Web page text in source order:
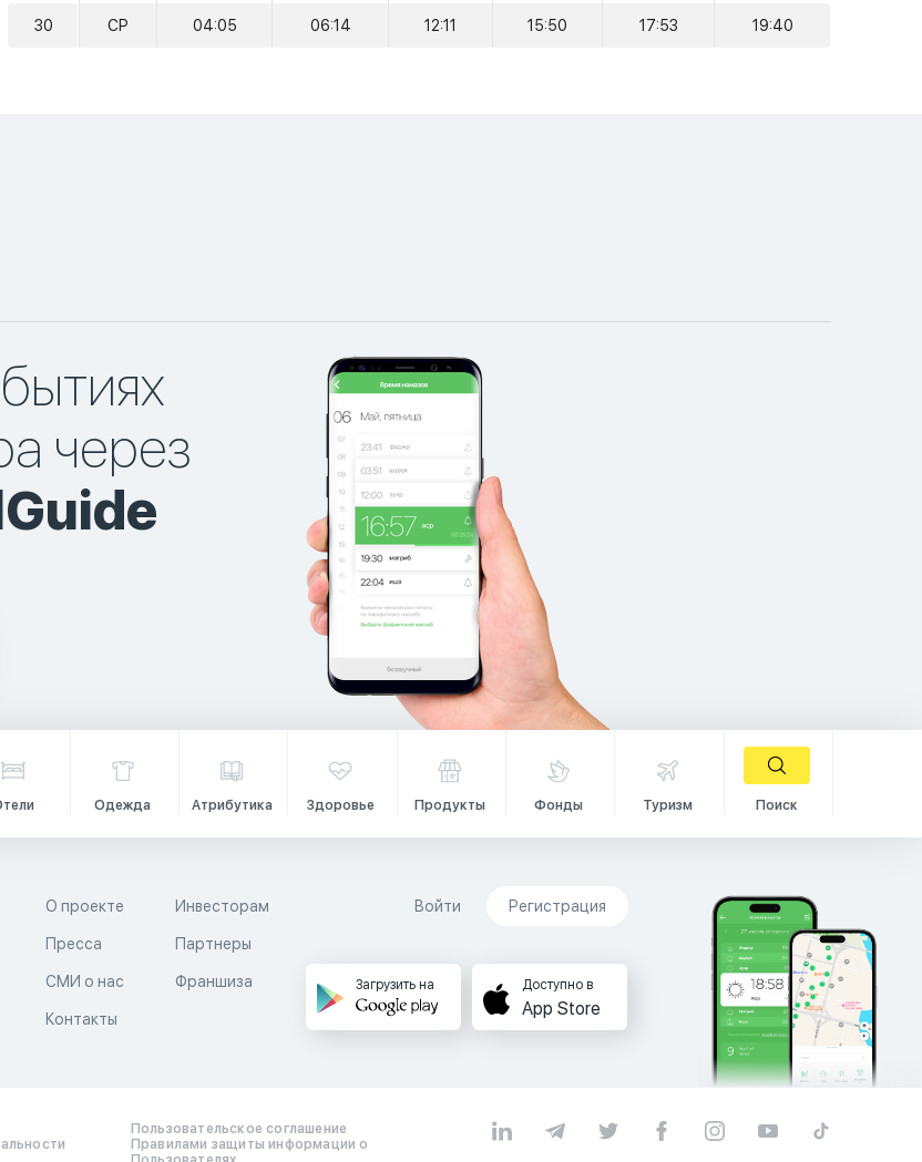
30 СР 04:05 06:14 12:11 15:50 17:53 19:40
через
Одежда Атрибутика Здоровье Продукты Фонды Туризм Поиск
О проекте
Пресса
СМИ о нас
Контакты
Инвесторам
Партнеры
Франшиза
Войти Регистрация
Загрузить на Доступно в
App Store
Пользовательское соглашение
Правилами защиты информации о